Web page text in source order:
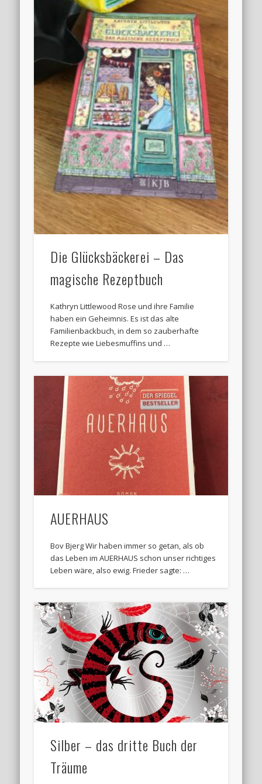
Die Glücksbäckerei – Das
magische Rezeptbuch
Kathryn Littlewood Rose und ihre Familie
haben ein Geheimnis. Es ist das alte
Familienbackbuch, in dem so zauberhafte
Rezepte wie Liebesmuffins und …
AUERHAUS
Bov Bjerg Wir haben immer so getan, als ob
das Leben im AUERHAUS schon unser richtiges
Leben wäre, also ewig. Frieder sagte: …
Silber – das dritte Buch der
Träume